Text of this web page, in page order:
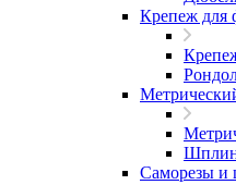
Крепеж для
Саморезы и